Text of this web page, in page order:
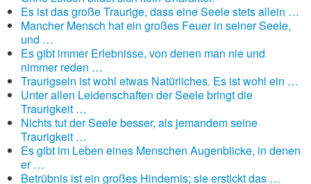
Es ist das große Traurige, dass eine Seele stets allein …
Mancher Mensch hat ein großes Feuer in seiner Seele,
und …
Es gibt immer Erlebnisse, von denen man nie und
nimmer reden …
Traurigsein ist wohl etwas Natürliches. Es ist wohl ein …
Unter allen Leidenschaften der Seele bringt die
Traurigkeit …
Nichts tut der Seele besser, als jemandem seine
Traurigkeit …
Es gibt im Leben eines Menschen Augenblicke, in denen
er …
Betrübnis ist ein großes Hindernis; sie erstickt das …